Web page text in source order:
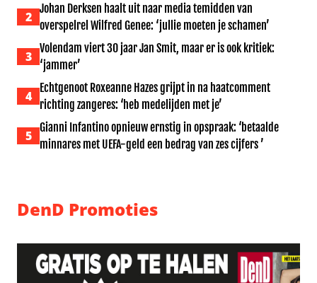
2
Johan Derksen haalt uit naar media temidden van
overspelrel Wilfred Genee: ‘jullie moeten je schamen’
3
Volendam viert 30 jaar Jan Smit, maar er is ook kritiek:
‘jammer’
4
Echtgenoot Roxeanne Hazes grijpt in na haatcomment
richting zangeres: ‘heb medelijden met je’
5
Gianni Infantino opnieuw ernstig in opspraak: ‘betaalde
minnares met UEFA-geld een bedrag van zes cijfers ’
DenD Promoties